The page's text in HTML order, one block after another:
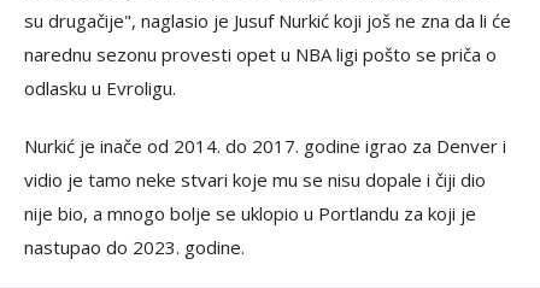
su drugačije", naglasio je Jusuf Nurkić koji još ne zna da li će
narednu sezonu provesti opet u NBA ligi pošto se priča o
odlasku u Evroligu.
Nurkić je inače od 2014. do 2017. godine igrao za Denver i
vidio je tamo neke stvari koje mu se nisu dopale i čiji dio
nije bio, a mnogo bolje se uklopio u Portlandu za koji je
nastupao do 2023. godine.